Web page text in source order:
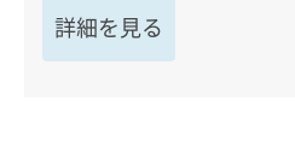
詳細を見る